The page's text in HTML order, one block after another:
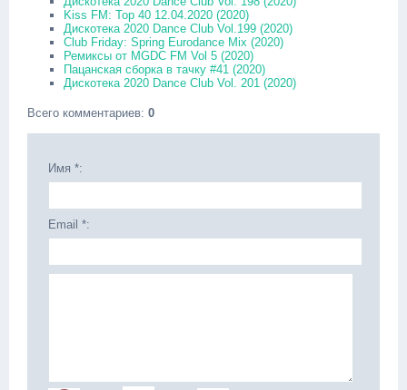
Kiss FM: Top 40 12.04.2020 (2020)
Дискотека 2020 Dance Club Vol.199 (2020)
Club Friday: Spring Eurodance Mix (2020)
Ремиксы от MGDC FM Vol 5 (2020)
Пацанская сборка в тачку #41 (2020)
Дискотека 2020 Dance Club Vol. 201 (2020)
Всего комментариев: 0
Имя *:
Email *: